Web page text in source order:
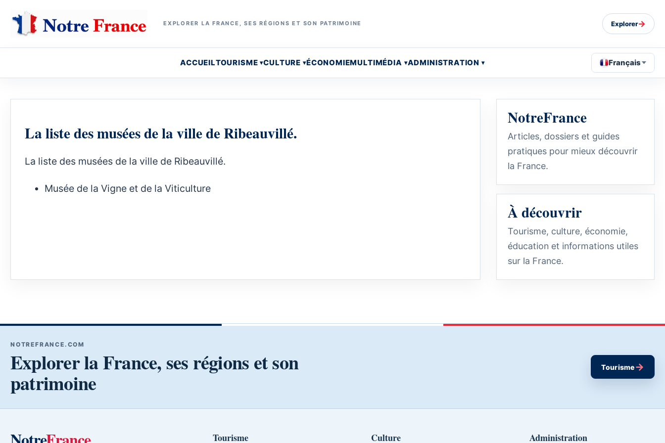
EXPLORER LA FRANCE, SES RÉGIONS ET SON PATRIMOINE Explorer→
ACCUEILTOURISME CULTURE ÉCONOMIEMULTIMÉDIA ADMINISTRATION Français
La liste des musées de la ville de Ribeauvillé.
La liste des musées de la ville de Ribeauvillé.
Musée de la Vigne et de la Viticulture
NotreFrance
Articles, dossiers et guides
pratiques pour mieux découvrir
la France.
À découvrir
Tourisme, culture, économie,
éducation et informations utiles
sur la France.
NOTREFRANCE.COM
Explorer la France, ses régions et son
patrimoine
Tourisme→
Tourisme Culture Administration